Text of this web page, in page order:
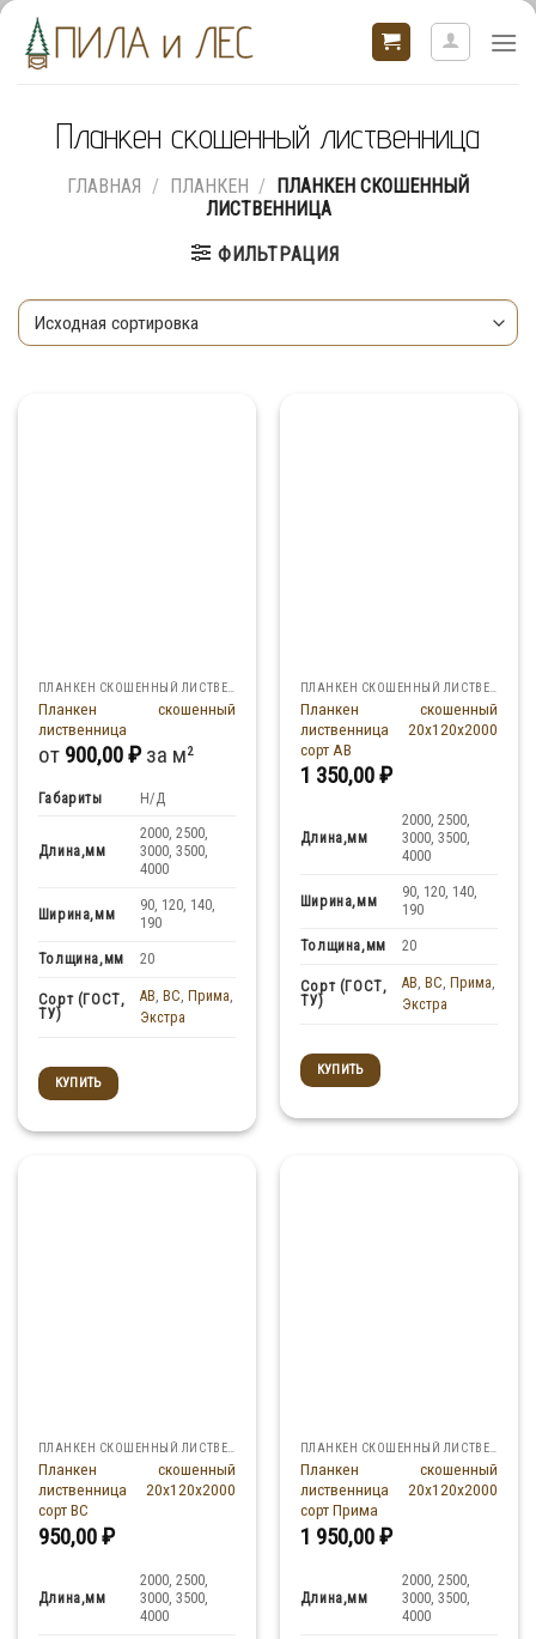
Skip
content
Планкен скошенный лиственница
ГЛАВНАЯ / ПЛАНКЕН /
ПЛАНКЕН СКОШЕННЫЙ
ЛИСТВЕННИЦА
ФИЛЬТРАЦИЯ
Планкен скошенный
лиственница
от 900,00₽за м²
Габариты Н/Д
Длина,мм
2000, 2500,
3000, 3500,
4000
Ширина,мм
90, 120, 140,
190
Толщина,мм 20
Сорт (ГОСТ,
ТУ)
AB, BC, Прима,
Экстра
КУПИТЬ
Планкен скошенный
лиственница 20x120x2000
сорт АВ
1 350,00₽
Длина,мм
2000, 2500,
3000, 3500,
4000
Ширина,мм
90, 120, 140,
190
Толщина,мм 20
Сорт (ГОСТ,
ТУ)
AB, BC, Прима,
Экстра
КУПИТЬ
ПЛАНКЕН СКОШЕННЫЙ ЛИСТВЕННИЦА
Планкен скошенный
лиственница 20x120x2000
сорт ВС
950,00₽
Длина,мм
2000, 2500,
3000, 3500,
4000
ПЛАНКЕН СКОШЕННЫЙ ЛИСТВЕННИЦА
Планкен скошенный
лиственница 20x120x2000
сорт Прима
1 950,00₽
Длина,мм
2000, 2500,
3000, 3500,
4000